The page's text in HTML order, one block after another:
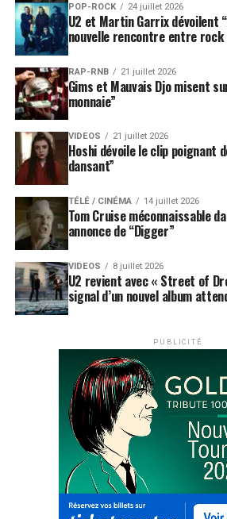
POP-ROCK 24 juillet 2026
U2 et Martin Garrix dévoilent
nouvelle rencontre entre
RAP-RNB 21 juillet 2026
Gims et Mauvais Djo misent
monnaie”
VIDEOS 21 juillet 2026
Hoshi dévoile le clip poignant
dansant”
TÉLÉ / CINÉMA 14 juillet 2026
Tom Cruise méconnaissable
annonce de “Digger”
VIDEOS 8 juillet 2026
U2 revient avec « Street of
signal d’un nouvel album
PUBLICITÉ